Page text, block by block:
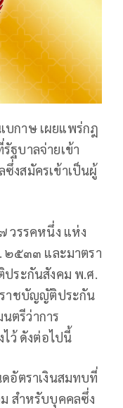
บกาษ เผยแพร่กฎ
ฐบาลจ่ายเข้า
งสมัครเข้าเป็นผู้
วรรคหนึ่ง แห่ง
๒๕๓๓ และมาตรา
ระกันสังคม พ.ศ.
าชบัญญัติประกัน
ตรีว่าการ
ไว้ ดังต่อไปนี้
อัตราเงินสมทบที่
สำหรับบุคคลซึ่ง